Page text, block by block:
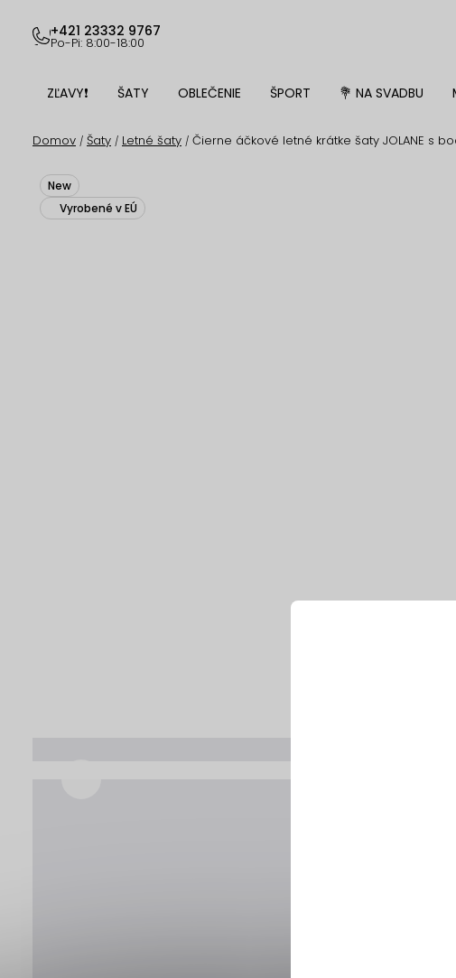
obsah
+421 23332 9767
Po-Pi: 8:00-18:00
ZĽAVY❗ ŠATY OBLEČENIE ŠPORT 💐 NA SVADBU
Domov / Šaty / Letné šaty / Čierne áčkové letné krátke šaty JOLANE s
New
Vyrobené v EÚ